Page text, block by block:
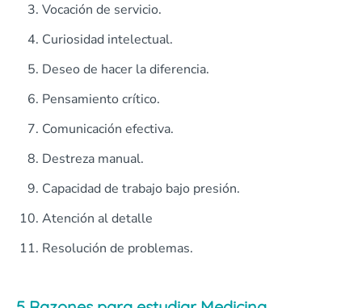
Vocación de servicio.
Curiosidad intelectual.
Deseo de hacer la diferencia.
Pensamiento crítico.
Comunicación efectiva.
Destreza manual.
Capacidad de trabajo bajo presión.
Atención al detalle
Resolución de problemas.